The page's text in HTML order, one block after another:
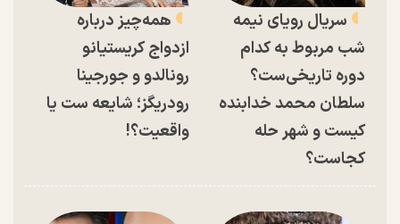
سریال رویای نیمه
شب مربوط به کدام
دوره تاریخی‌ست؟
سلطان محمد خدابنده
کیست و شهر حله
کجاست؟
همه‌چیز درباره
ازدواج کریستیانو
رونالدو و جورجینا
رودریگز؛ شایعه ست یا
واقعیت؟!